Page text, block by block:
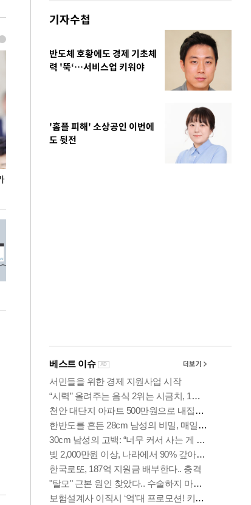
기자수첩
반도체 호황에도 경제 기초체
력 '뚝‘…서비스업 키워야
'홈플 피해' 소상공인 이번에
도 뒷전